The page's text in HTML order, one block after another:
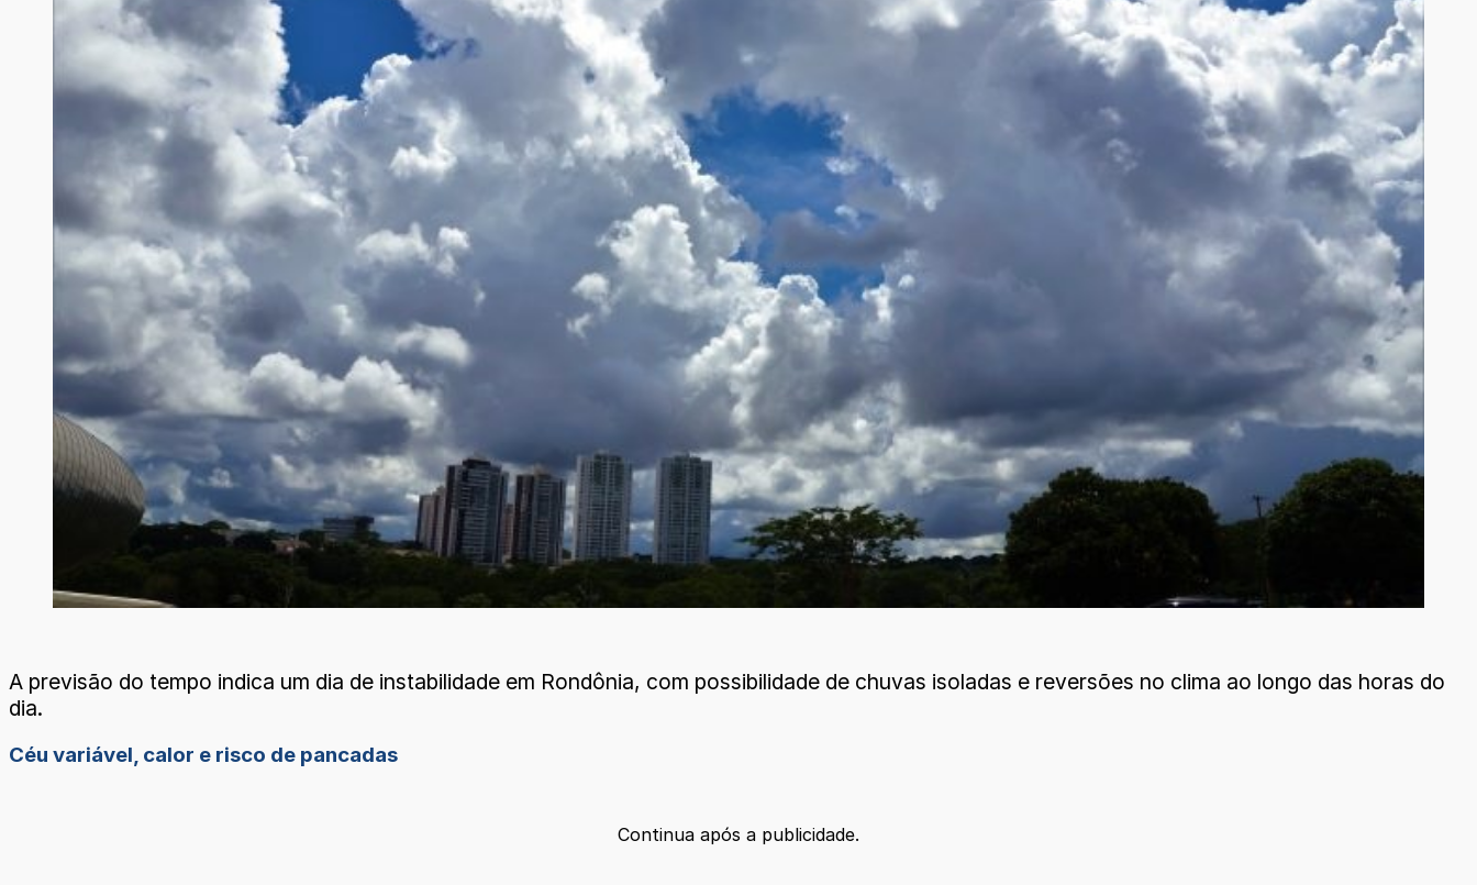
A previsão do tempo indica um dia de instabilidade em Rondônia, com possibilidade de chuvas isoladas e reversões no clima ao longo das horas do
dia.
Céu variável, calor e risco de pancadas
Continua após a publicidade.